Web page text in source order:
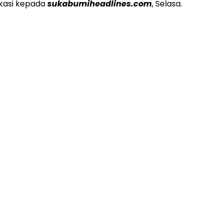
kepadasukabumiheadlines.com, Selasa.